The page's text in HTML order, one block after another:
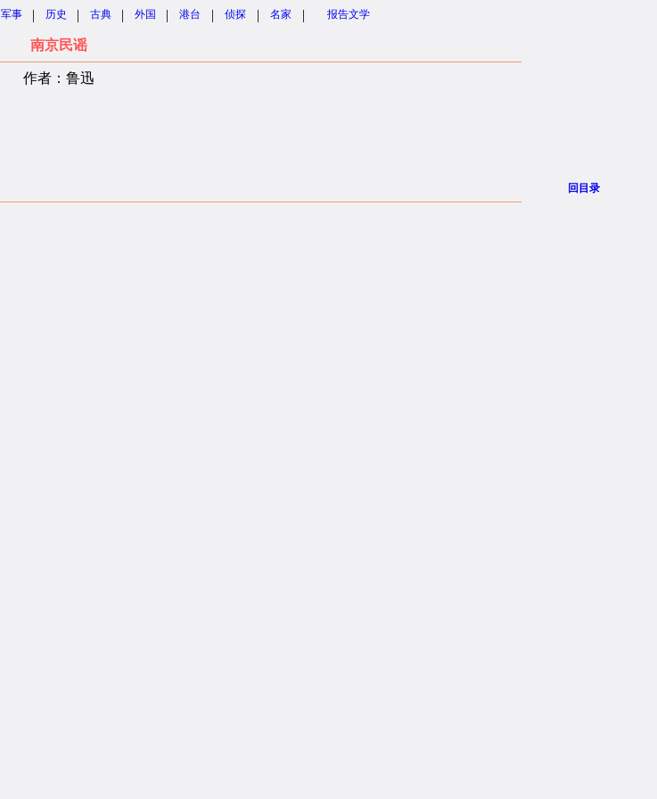
军事 | 历史 | 古典 | 外国 | 港台 | 侦探 | 名家 | 报告文学
南京民谣
作者：鲁迅
回目录